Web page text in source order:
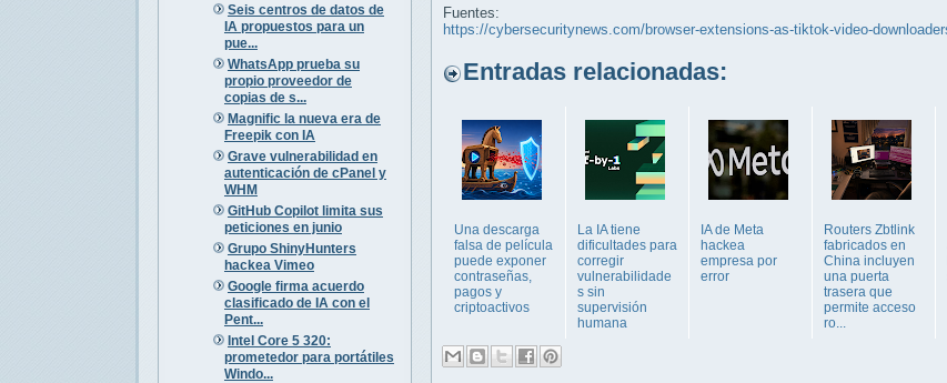
Seis centros de datos de
IA propuestos para un
pue...
WhatsApp prueba su
propio proveedor de
copias de s...
Magnific la nueva era de
Freepik con IA
Grave vulnerabilidad en
autenticación de cPanel y
WHM
GitHub Copilot limita sus
peticiones en junio
Grupo ShinyHunters
hackea Vimeo
Google firma acuerdo
clasificado de IA con el
Pent...
Intel Core 5 320:
prometedor para portátiles
Windo...
Fuentes:
https://cybersecuritynews.com/browser-extensions-as-tiktok-video-
Entradas relacionadas:
Una descarga
falsa de película
puede exponer
contraseñas,
pagos y
criptoactivos
La IA tiene
dificultades para
corregir
vulnerabilidade
s sin
supervisión
humana
IA de Meta
hackea
empresa por
error
Routers Zbtlink
fabricados en
China incluyen
una puerta
trasera que
permite acceso
ro...